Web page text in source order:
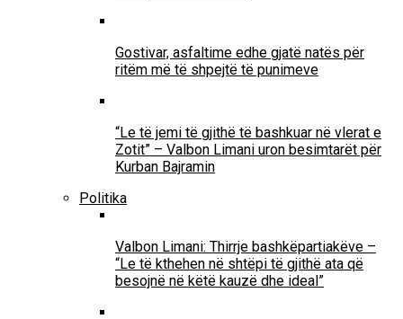
Gostivar, asfaltime edhe gjatë natës për
ritëm më të shpejtë të punimeve
“Le të jemi të gjithë të bashkuar në vlerat e
Zotit” – Valbon Limani uron besimtarët për
Kurban Bajramin
Politika
Valbon Limani: Thirrje bashkëpartiakëve –
“Le të kthehen në shtëpi të gjithë ata që
besojnë në këtë kauzë dhe ideal”